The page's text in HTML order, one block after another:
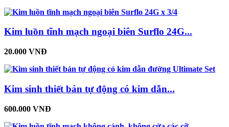
Kim luồn tĩnh mạch ngoại biên Surflo 24G...
20.000 VNĐ
Kim sinh thiết bán tự động có kim dẫn...
600.000 VNĐ